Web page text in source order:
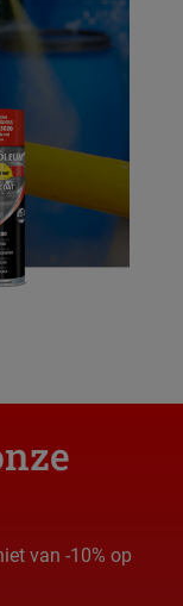
van -10% op